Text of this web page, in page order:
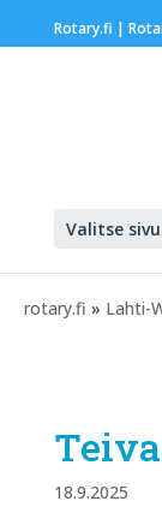
Rotary.fi |
Valitse sivu
rotary.fi » Lahti-
18.9.2025